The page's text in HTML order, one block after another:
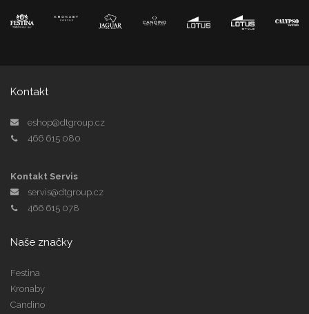
Kontakt
eshop@dtgroup.cz
466 615 080
Kontakt Servis
servis@dtgroup.cz
466 615 078
Naše značky
Festina
Kronaby
Candino